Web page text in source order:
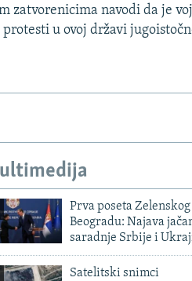
zatvorenicima navodi da je
u ovoj državi
Prva poseta Zelenskog
Beogradu: Najava
saradnje Srbije i
Satelitski snimci